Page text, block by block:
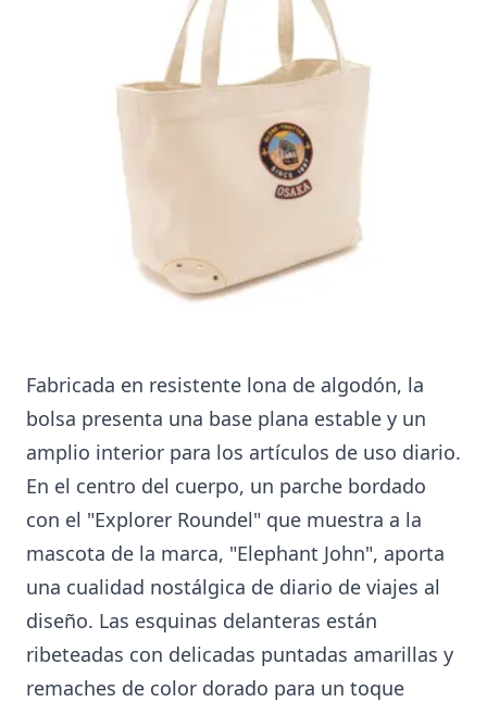
Fabricada en resistente lona de algodón, la
bolsa presenta una base plana estable y un
amplio interior para los artículos de uso diario.
En el centro del cuerpo, un parche bordado
con el "Explorer Roundel" que muestra a la
mascota de la marca, "Elephant John", aporta
una cualidad nostálgica de diario de viajes al
diseño. Las esquinas delanteras están
ribeteadas con delicadas puntadas amarillas y
remaches de color dorado para un toque